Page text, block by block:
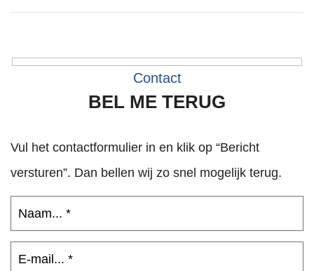
Contact
BEL ME TERUG
Vul het contactformulier in en klik op “Bericht
versturen”. Dan bellen wij zo snel mogelijk terug.